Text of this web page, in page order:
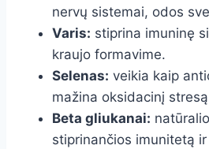
nervų sistemai, odos
Varis: stiprina imuninę
kraujo formavime.
Selenas: veikia kaip
mažina oksidacinį
Beta gliukanai:
stiprinančios imunitetą